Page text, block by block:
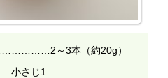
～3本（約20g）
さじ1